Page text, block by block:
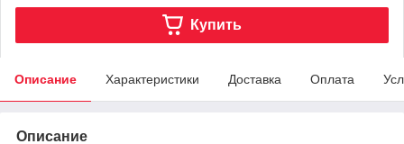
Купить
Описание Характеристики Доставка Оплата
Описание